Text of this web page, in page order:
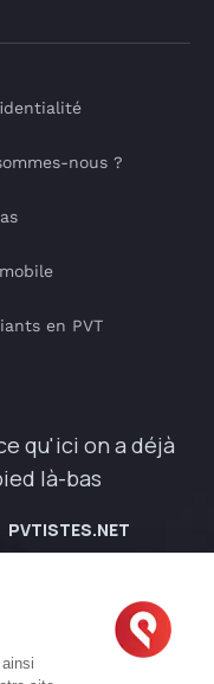
nous ?
en PVT
qu'ici on a déjà
là-bas
PVTISTES.NET